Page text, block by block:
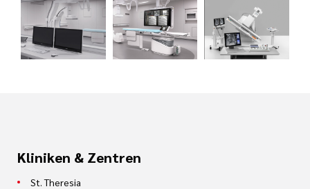
Kliniken & Zentren
St. Theresia